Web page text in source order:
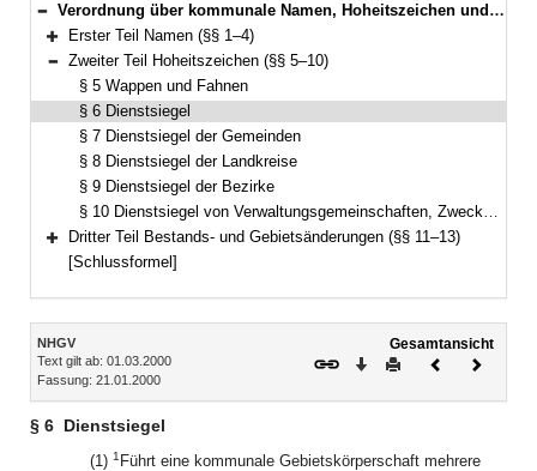
Bereich reduzieren
Verordnung über kommunale Namen, Hoheitszeichen und Gebietsänderungen (NHGV) Vom 21. Januar 2000 (GVBl. S. 54) BayRS 2020-5-1-I (§§ 1–13)
Bereich erweitern
Erster Teil Namen (§§ 1–4)
Bereich reduzieren
Zweiter Teil Hoheitszeichen (§§ 5–10)
§ 5 Wappen und Fahnen
§ 6 Dienstsiegel
§ 7 Dienstsiegel der Gemeinden
§ 8 Dienstsiegel der Landkreise
§ 9 Dienstsiegel der Bezirke
§ 10 Dienstsiegel von Verwaltungsgemeinschaften, Zweckverbänden und Kommunalunternehmen
Bereich erweitern
Dritter Teil Bestands- und Gebietsänderungen (§§ 11–13)
[Schlussformel]
Inhalt
NHGV
Text gilt ab: 01.03.2000
Fassung: 21.01.2000
Gesamtansicht
Download
DruckenVorheriges
§ 6 Dienstsiegel
(1) 1 Führt eine kommunale Gebietskörperschaft mehrere